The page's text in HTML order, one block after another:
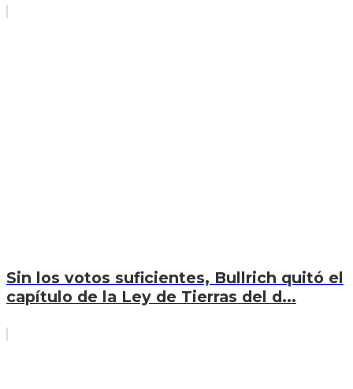
Sin los votos suficientes, Bullrich quitó el
capítulo de la Ley de Tierras del d...